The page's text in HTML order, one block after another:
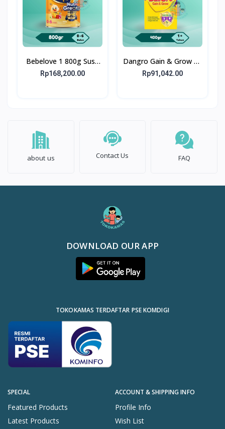
Bebelove 1 800g Susu
Formula Bayi Usia 0-6
Rp168,200.00
Dangro Gain & Grow 1+
400gr - Susu untuk
Rp91,042.00
about us Contact Us FAQ
DOWNLOAD OUR APP
SPECIAL
Featured Products
Latest Products
ACCOUNT & SHIPPING INFO
Profile Info
Wish List
TOKOKAMAS TERDAFTAR PSE KOMDIGI